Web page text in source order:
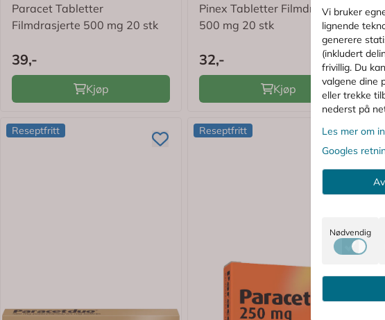
Paracet Tabletter
Filmdrasjerte 500 mg 20 stk
39,-
Kjøp
Pinex Tabletter Filmdrasjerte
500 mg 20 stk
32,-
Kjøp
Reseptfritt Reseptfritt
Vi bruker
lignende
generere
(inkludert
frivillig. Du
valgene dine
eller trekke
nederst på
Les mer om
Googles
Nødvendig